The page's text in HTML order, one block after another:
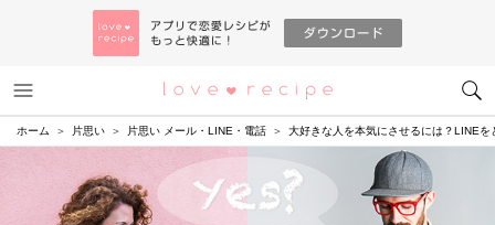
恋愛レシピ
ホーム 片思い 片思い メール・LINE・電話 大好きな人を本気にさせるには？LINE